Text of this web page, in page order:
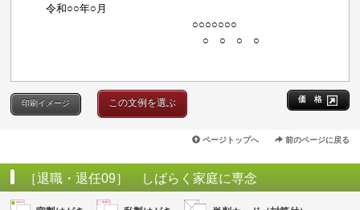
令和○○年○月
○○○○○○○
○ ○ ○ ○
価 格
印刷イメージ この文例を選ぶ
ページトップへ 前のページに戻る
［退職・退任09］ しばらく家庭に専念